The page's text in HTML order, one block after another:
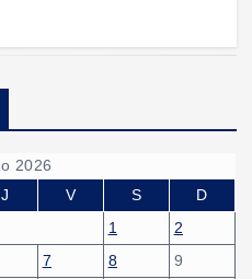
2026
J V S
D
1
2
7 8
9